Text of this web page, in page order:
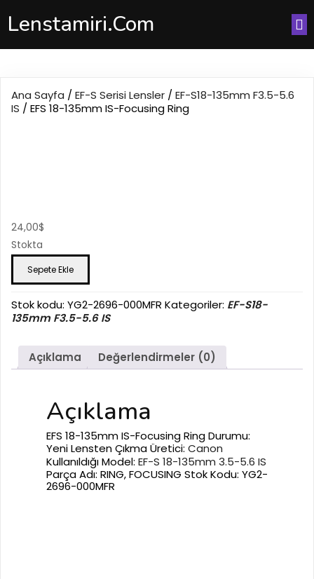
Lenstamiri.com
Ana Sayfa / EF-S Serisi Lensler / EF-S18-135mm F3.5-5.6
IS / EFS 18-135mm IS-Focusing Ring
24,00$
Stokta
EFS
135mm
Focusing
Ring
Sepete Ekle
Stok kodu: YG2-2696-000MFR Kategoriler: EF-S18-
135mm F3.5-5.6 IS
Açıklama Değerlendirmeler (0)
Açıklama
EFS 18-135mm IS-Focusing RingDurumu:
Yeni Lensten Çıkma Üretici: Canon
Kullanıldığı Model: EF-S 18-135mm 3.5-5.6 IS
Parça Adı: RING, FOCUSING Stok Kodu: YG2-
2696-000MFR